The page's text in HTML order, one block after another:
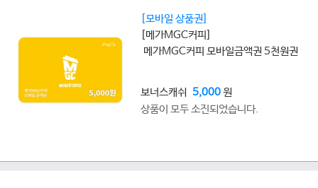
[모바일 상품권]
[메가MGC커피]
메가MGC커피 모바일금액권 5천원권
보너스캐쉬 5,000원
상품이 모두 소진되었습니다.